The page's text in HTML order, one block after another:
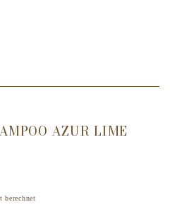
AZUR LIME
berechnet